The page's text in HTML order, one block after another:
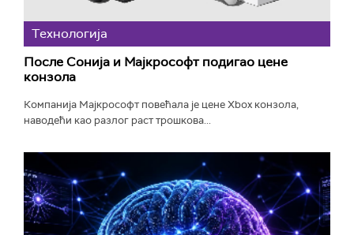
Технологијa
После Сонија и Мајкрософт подигао цене
конзола
Компанија Мајкрософт повећала је цене Xbox конзола,
наводећи као разлог раст трошкова...